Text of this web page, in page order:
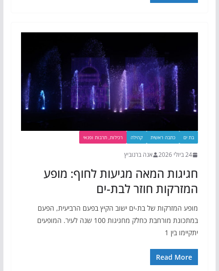
בת ים כתבה ראשית קהילה רכילות, תרבות ופנאי
24 ביולי 2026 אנה ברנוביץ
חגיגות המאה מגיעות לחוף: מופע
המזרקות חוזר לבת-ים
מופע המזרקות של בת-ים ישוב הקיץ בפעם הרביעית, הפעם
במתכונת מורחבת כחלק מחגיגות 100 שנה לעיר. המופעים
יתקיימו בין 1
Read More